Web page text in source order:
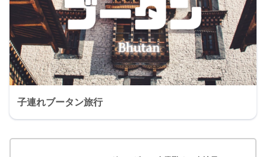
子連れブータン旅行